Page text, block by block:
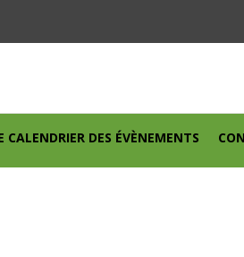
CALENDRIER DES ÉVÈNEMENTS